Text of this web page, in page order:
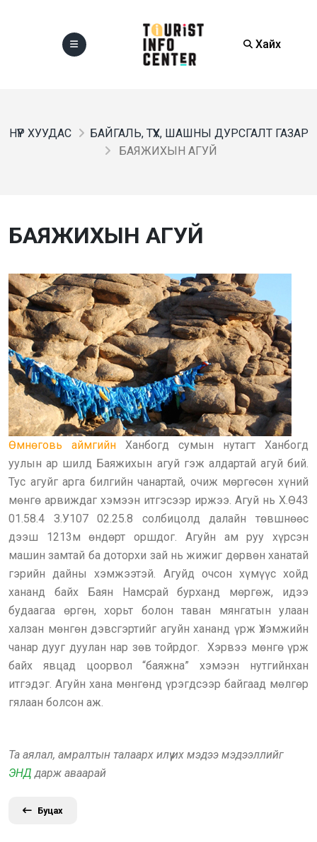
Хайх
НҮҮР ХУУДАС
БАЙГАЛЬ, ТҮҮХ, ШАШНЫ ДУРСГАЛТ ГАЗАР
БАЯЖИХЫН АГУЙ
БАЯЖИХЫН АГУЙ
Өмнөговь аймгийн Ханбогд сумын нутагт Ханбогд
уулын ар шилд Баяжихын агуй гэж алдартай агуй бий.
Тус агуйг арга билгийн чанартай, очиж мөргөсөн хүний
мөнгө арвиждаг хэмээн итгэсээр иржээ. Агуй нь Х.Ө43
01.58.4 З.У107 02.25.8 солбицолд далайн төвшнөөс
дээш 1213м өндөрт оршдог. Агуйн ам руу хүрсэн
машин замтай ба доторхи зай нь жижиг дөрвөн ханатай
гэрийн дайны хэмжээтэй. Агуйд очсон хүмүүс хойд
хананд байх Баян Намсрай бурханд мөргөж, идээ
будаагаа өргөн, хорьт болон таван мянгатын улаан
халзан мөнгөн дэвсгэртийг агуйн хананд үрж Үлэмжийн
чанар дууг дуулан нар зөв тойрдог. Хэрвээ мөнгө үрж
байх явцад цоорвол “баяжна” хэмээн нутгийнхан
итгэдэг. Агуйн хана мөнгөнд үрэгдсээр байгаад мөлгөр
гялаан болсон аж.
Та аялал, амралтын талаарх илүү их мэдээ мэдээллийг
ЭНД дарж аваарай
Буцах